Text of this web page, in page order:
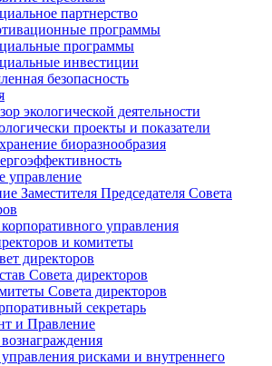
партнерство
программы
программы
инвестиции
безопасность
экологической деятельности
проекты и показатели
биоразнообразия
управление
Заместителя Председателя Совета
управления
и комитеты
директоров
Совета директоров
Совета директоров
секретарь
и Правление
рисками и внутреннего